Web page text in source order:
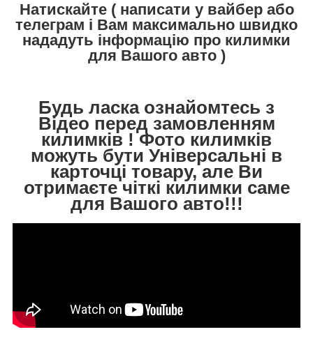
Натискайте ( написати у вайбер або
телеграм і Вам максимально швидко
нададуть інформацію про килимки
для Вашого авто )
Будь ласка ознайомтесь з
Відео перед замовленням
килимків ! Фото килимків
можуть бути Універсальні в
карточці товару, але Ви
отримаєте чіткі килимки саме
для Вашого авто!!!